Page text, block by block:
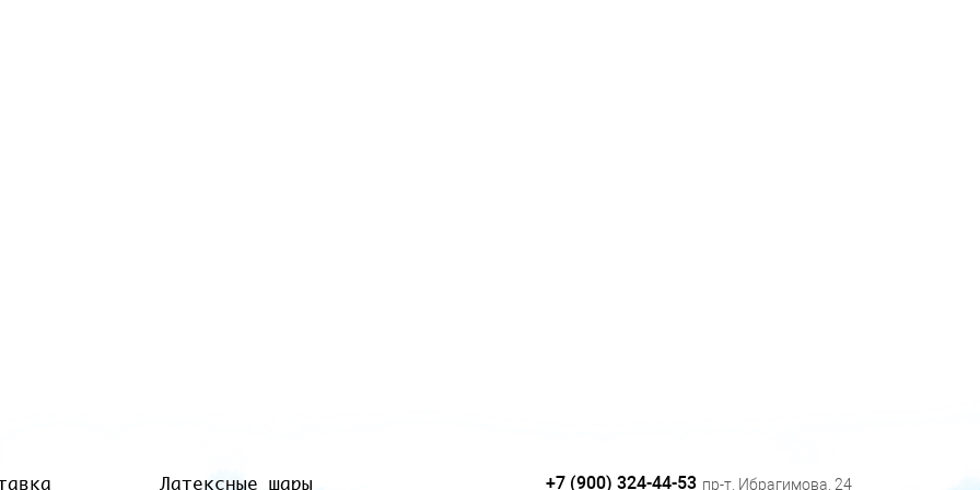
Латексные шары +7 (900) 324-44-53 пр-т. Ибрагимова, 24